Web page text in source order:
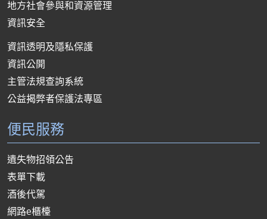
地方社會參與和資源管理
資訊安全
資訊透明及隱私保護
資訊公開
主管法規查詢系統
公益揭弊者保護法專區
便民服務
遺失物招領公告
表單下載
酒後代駕
網路e櫃檯